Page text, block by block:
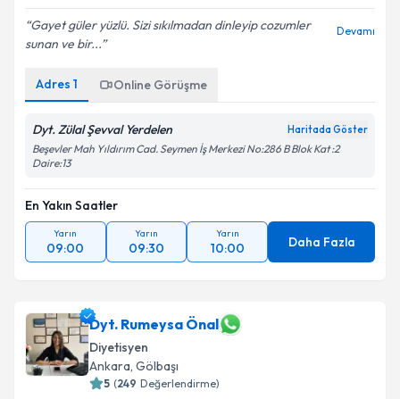
Gayet güler yüzlü. Sizi sıkılmadan dinleyip cozumler
sunan ve bir...
Devamı
Adres 1 Online Görüşme
Dyt. Zülal Şevval Yerdelen Haritada Göster
Beşevler Mah Yıldırım Cad. Seymen İş Merkezi No:286 B Blok Kat :2
Daire:13
En Yakın Saatler
Yarın
09:00
Yarın
09:30
Yarın
10:00 Daha Fazla
Dyt. Rumeysa Önal
Diyetisyen
Ankara, Gölbaşı
5 (249 Değerlendirme)